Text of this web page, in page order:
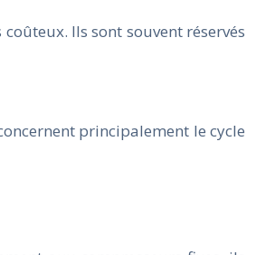
Ils sont souvent réservés
principalement le cycle